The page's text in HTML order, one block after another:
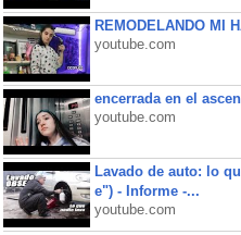
REMODELANDO MI
youtube.com
encerrada en el
youtube.com
Lavado de auto: lo
e") - Informe -...
youtube.com